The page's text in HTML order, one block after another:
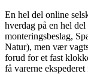
En hel del online
hverdag på en hel
monteringsbeslag,
Natur), men vær
forud for et fast
få varerne